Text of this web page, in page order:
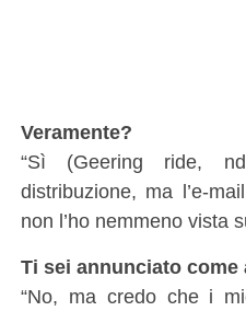
Veramente?
“Sì (Geering ride,
distribuzione, ma l’e-
non l’ho nemmeno vista
Ti sei annunciato come
“No, ma credo che i